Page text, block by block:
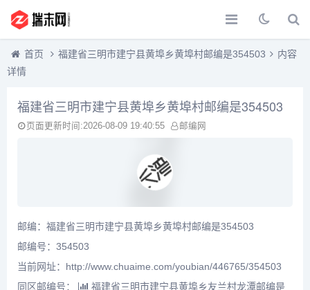
首页 福建省三明市建宁县黄埠乡黄埠村邮编是354503
内容
详情
福建省三明市建宁县黄埠乡黄埠村邮编是354503
页面更新时间:2026-08-09 19:40:55 邮编网
邮编：福建省三明市建宁县黄埠乡黄埠村邮编是354503
邮编号：354503
当前网址：http://www.chuaime.com/youbian/446765/354503
同区邮编号：
福建省三明市建宁县黄埠乡友兰村龙潭邮编是